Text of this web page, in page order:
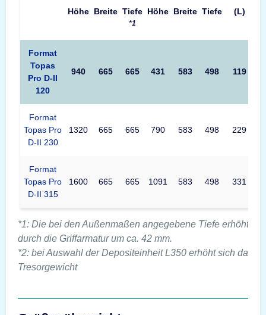
Höhe Breite Tiefe
*1
Höhe Breite Tiefe (L)
Format
Topas
Pro D-II
120
940 665 665 431 583 498 119
Format
Topas Pro
D-II 230
1320 665 665 790 583 498 229
Format
Topas Pro
D-II 315
1600 665 665 1091 583 498 331
*1: Die bei den Außenmaßen angegebene Tiefe erhöht
durch die Griffarmatur um ca. 42 mm.
*2: bei Auswahl der Depositeinheit L350 erhöht sich das
Tresorgewicht